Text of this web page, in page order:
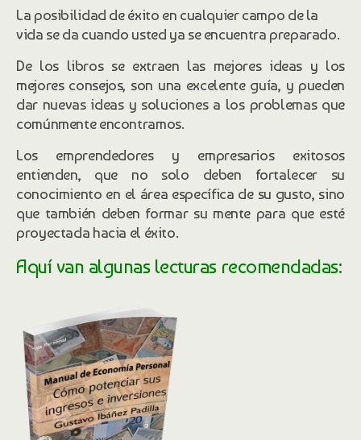
La posibilidad de éxito en cualquier campo de la
vida se da cuando usted ya se encuentra preparado.
De los libros se extraen las mejores ideas y los
mejores consejos, son una excelente guía, y pueden
dar nuevas ideas y soluciones a los problemas que
comúnmente encontramos.
Los emprendedores y empresarios exitosos
entienden, que no solo deben fortalecer su
conocimiento en el área específica de su gusto, sino
que también deben formar su mente para que esté
proyectada hacia el éxito.
Aquí van algunas lecturas recomendadas: